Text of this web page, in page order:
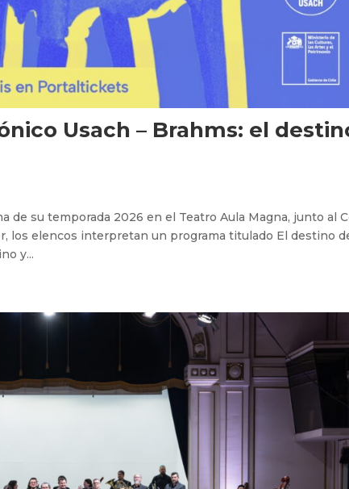
Usach – Brahms: el
de su temporada 2026 en el Teatro Aula Magna, junto al
los elencos interpretan un programa titulado El destino
y...